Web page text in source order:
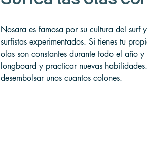
Nosara es famosa por su cultura del
surfistas experimentados. Si tienes tu
olas son constantes durante todo el año
longboard y practicar nuevas
desembolsar unos cuantos colones.